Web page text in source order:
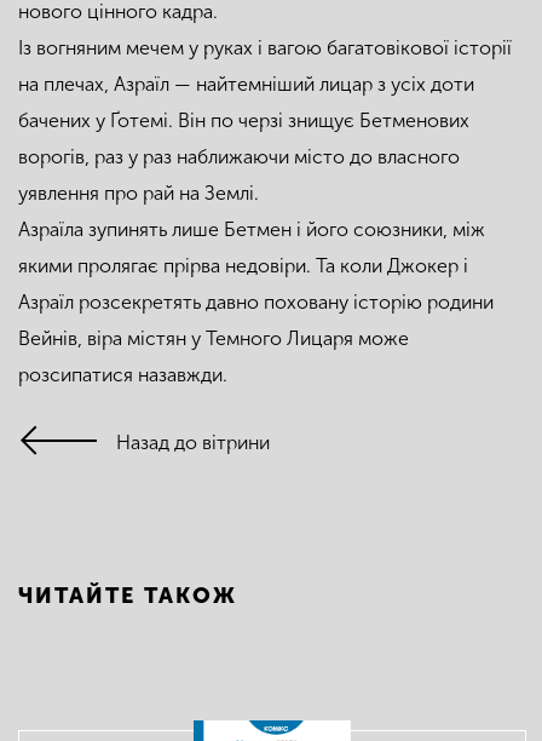
нового цінного кадра.
Із вогняним мечем у руках і вагою багатовікової історії
на плечах, Азраїл — найтемніший лицар з усіх доти
бачених у Ґотемі. Він по черзі знищує Бетменових
ворогів, раз у раз наближаючи місто до власного
уявлення про рай на Землі.
Азраїла зупинять лише Бетмен і його союзники, між
якими пролягає прірва недовіри. Та коли Джокер і
Азраїл розсекретять давно поховану історію родини
Вейнів, віра містян у Темного Лицаря може
розсипатися назавжди.
Назад до вітрини
ЧИТАЙТЕ ТАКОЖ